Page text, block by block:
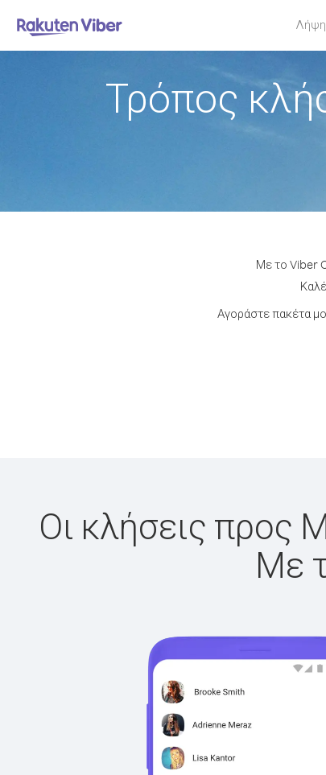
Λήψη
Τρόπος
Με το Viber
Αγοράστε πακέτα
Οι κλήσεις προς
Με